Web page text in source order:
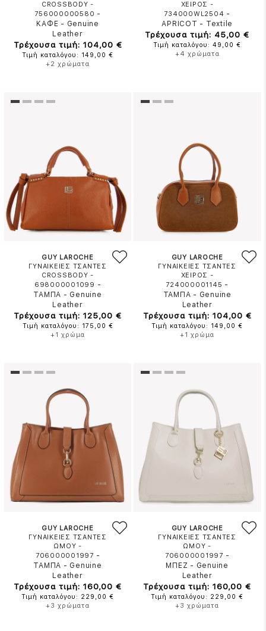
CROSSBODY -
756000000580 -
ΚΑΦΕ - Genuine
Leather
Τρέχουσα τιμή: 104,00 €
Τιμή καταλόγου: 149,00 €
+2 χρώματα
ΧΕΙΡΟΣ -
734000WL2504 -
APRICOT - Textile
Τρέχουσα τιμή: 45,00 €
Τιμή καταλόγου: 49,00 €
+4 χρώματα
GUY LAROCHE
ΓΥΝΑΙΚΕΙΕΣ ΤΣΑΝΤΕΣ
CROSSBODY -
698000001099 -
ΤΑΜΠΑ - Genuine
Leather
Τρέχουσα τιμή: 125,00 €
Τιμή καταλόγου: 175,00 €
+1 χρώμα
GUY LAROCHE
ΓΥΝΑΙΚΕΙΕΣ ΤΣΑΝΤΕΣ
ΧΕΙΡΟΣ -
724000001145 -
ΤΑΜΠΑ - Genuine
Leather
Τρέχουσα τιμή: 104,00 €
Τιμή καταλόγου: 149,00 €
+1 χρώμα
GUY LAROCHE
ΓΥΝΑΙΚΕΙΕΣ ΤΣΑΝΤΕΣ
ΩΜΟΥ -
706000001997 -
ΤΑΜΠΑ - Genuine
Leather
Τρέχουσα τιμή: 160,00 €
Τιμή καταλόγου: 229,00 €
+3 χρώματα
GUY LAROCHE
ΓΥΝΑΙΚΕΙΕΣ ΤΣΑΝΤΕΣ
ΩΜΟΥ -
706000001997 -
ΜΠΕΖ - Genuine
Leather
Τρέχουσα τιμή: 160,00 €
Τιμή καταλόγου: 229,00 €
+3 χρώματα